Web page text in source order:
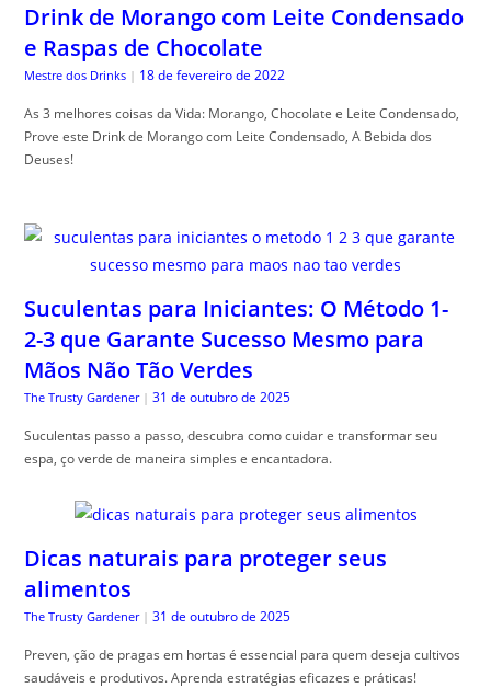
Drink de Morango com Leite Condensado
e Raspas de Chocolate
Mestre dos Drinks | 18 de fevereiro de 2022
As 3 melhores coisas da Vida: Morango, Chocolate e Leite Condensado,
Prove este Drink de Morango com Leite Condensado, A Bebida dos
Deuses!
Suculentas para Iniciantes: O Método 1-
2-3 que Garante Sucesso Mesmo para
Mãos Não Tão Verdes
The Trusty Gardener | 31 de outubro de 2025
Suculentas passo a passo, descubra como cuidar e transformar seu
espa, ço verde de maneira simples e encantadora.
Dicas naturais para proteger seus
alimentos
The Trusty Gardener | 31 de outubro de 2025
Preven, ção de pragas em hortas é essencial para quem deseja cultivos
saudáveis e produtivos. Aprenda estratégias eficazes e práticas!